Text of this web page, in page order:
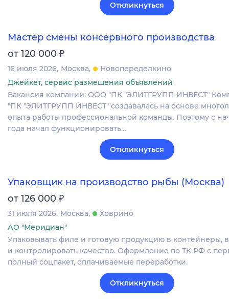
Откликнуться
Мастер смены консервного производства
от 120 000 ₽
16 июля 2026 Москва
Новопеределкино
Джейкет, сервис размещения объявлений
Вакансия компании: ООО "ПК "ЭЛИТГРУПП ИНВЕСТ"
"ПК "ЭЛИТГРУПП ИНВЕСТ" создавалась на основе
опыта работы профессиональной команды. Поэтому с
года начал функционировать…
Откликнуться
Упаковщик на производство рыбы (Москва)
от 126 000 ₽
31 июля 2026 Москва
Ховрино
АО "Меридиан"
Упаковывать филе и готовую продукцию в контейнеры,
и контролировать качество. Оформление по ТК РФ с
полный соцпакет, оплачиваемые переработки.
Откликнуться